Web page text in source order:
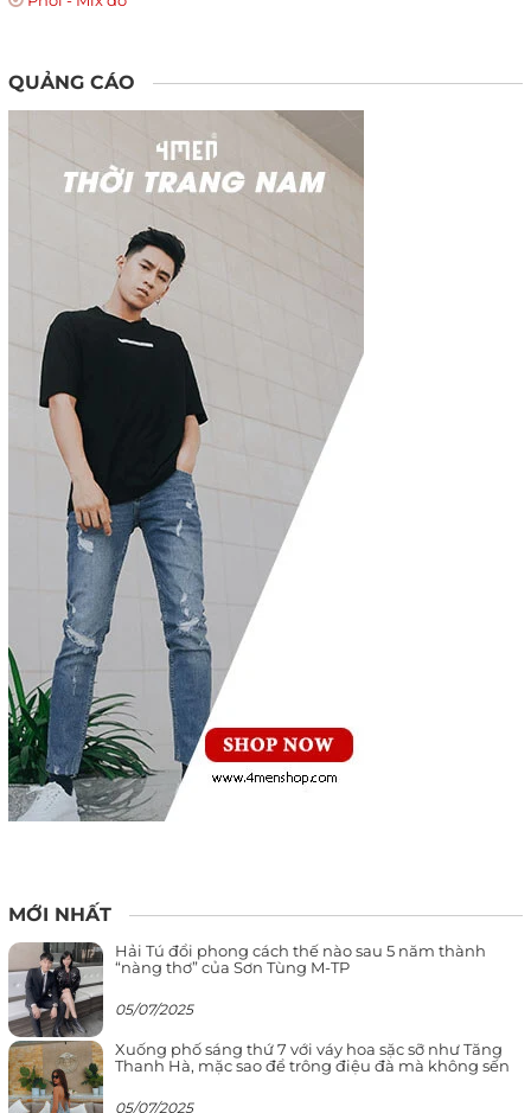
QUẢNG CÁO
MỚI NHẤT
Hải Tú đổi phong cách thế nào sau 5 năm thành
“nàng thơ” của Sơn Tùng M-TP
05/07/2025
Xuống phố sáng thứ 7 với váy hoa sặc sỡ như Tăng
Thanh Hà, mặc sao để trông điệu đà mà không sến
05/07/2025